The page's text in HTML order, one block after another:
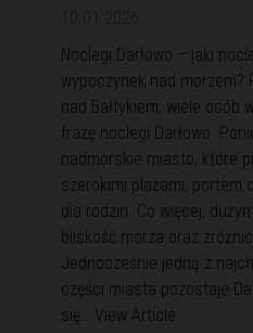
Noclegi Darłowo – jaki
wypoczynek nad morzem?
nad Bałtykiem, wiele osób
frazę noclegi Darłowo.
nadmorskie miasto, które
szerokimi plażami, portem
dla rodzin. Co więcej,
bliskość morza oraz
Jednocześnie jedną z
części miasta pozostaje
się… View Article